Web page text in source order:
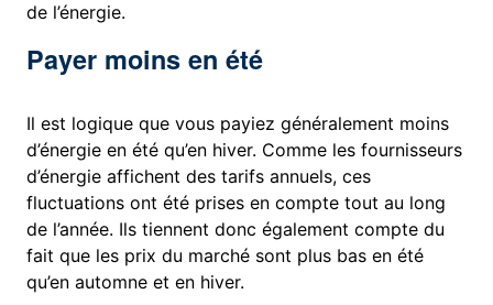
de l’énergie.
Payer moins en été
Il est logique que vous payiez généralement moins
d’énergie en été qu’en hiver. Comme les fournisseurs
d’énergie affichent des tarifs annuels, ces
fluctuations ont été prises en compte tout au long
de l’année. Ils tiennent donc également compte du
fait que les prix du marché sont plus bas en été
qu’en automne et en hiver.